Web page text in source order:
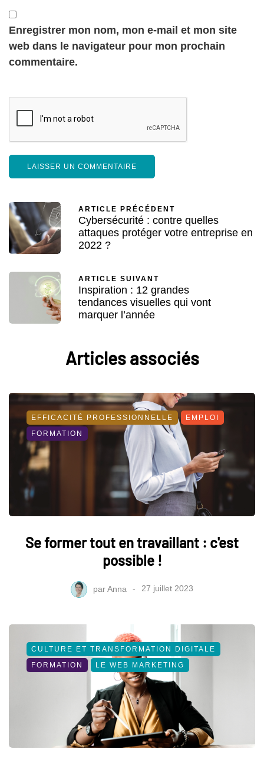
Enregistrer mon nom, mon e-mail et mon site
web dans le navigateur pour mon prochain
commentaire.
ARTICLE PRÉCÉDENT
Cybersécurité : contre quelles
attaques protéger votre entreprise en
2022 ?
ARTICLE SUIVANT
Inspiration : 12 grandes
tendances visuelles qui vont
marquer l’année
Articles associés
EFFICACITÉ PROFESSIONNELLE
EMPLOI
FORMATION
Se former tout en travaillant : c'est
possible !
parAnna 27 juillet 2023
CULTURE ET TRANSFORMATION DIGITALE
FORMATION
LE WEB MARKETING